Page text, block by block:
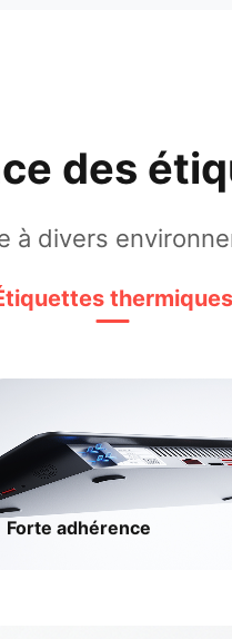
des
à divers
thermiques
Forte adhérence